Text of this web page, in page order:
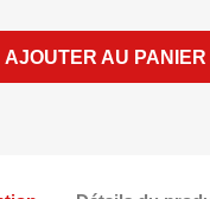
AJOUTER AU PANIER